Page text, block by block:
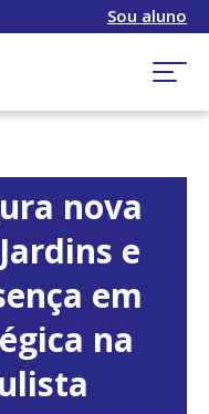
Sou aluno
nova
e
em
na